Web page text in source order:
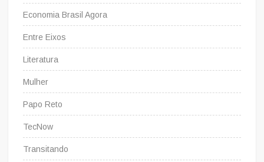
Economia Brasil Agora
Entre Eixos
Literatura
Mulher
Papo Reto
TecNow
Transitando